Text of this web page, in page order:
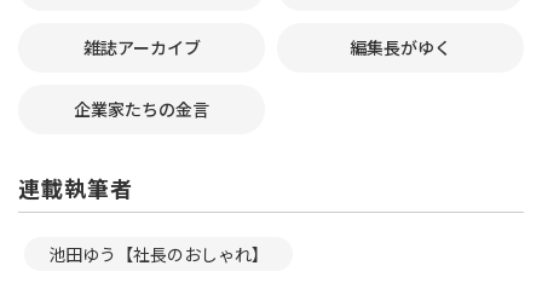
雑誌アーカイブ 編集長がゆく
企業家たちの金言
連載執筆者
池田ゆう【社長のおしゃれ】